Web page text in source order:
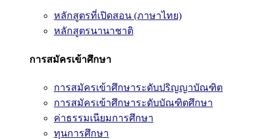
หลักสูตรที่เปิดสอน (ภาษาไทย)
หลักสูตรนานาชาติ
การสมัครเข้าศึกษา
การสมัครเข้าศึกษาระดับปริญญาบัณฑิต
การสมัครเข้าศึกษาระดับบัณฑิตศึกษา
ค่าธรรมเนียมการศึกษา
ทุนการศึกษา